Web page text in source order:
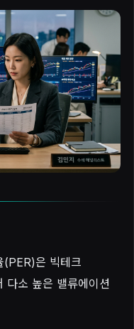
은 빅테크
다소 높은 밸류에이션